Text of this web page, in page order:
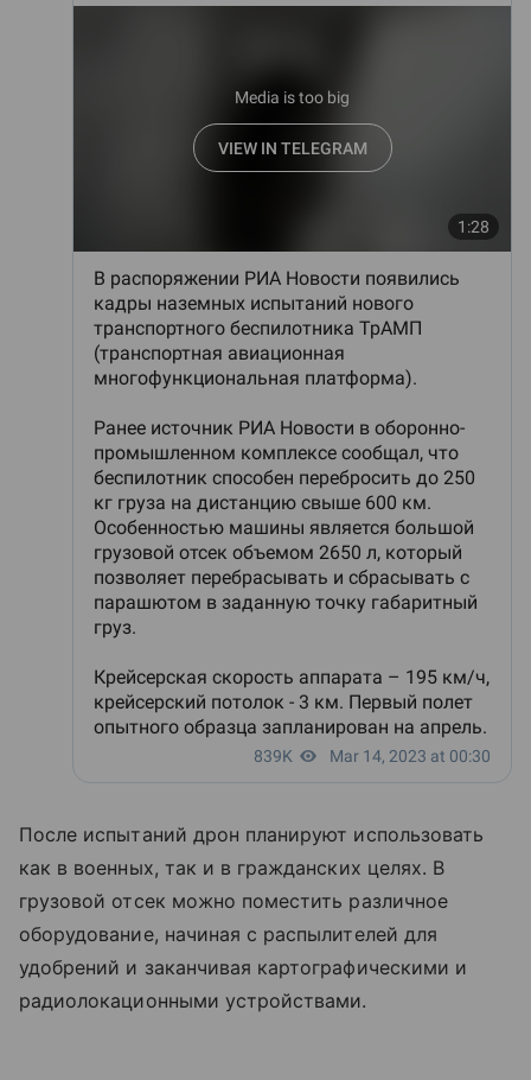
После испытаний дрон планируют использовать
как в военных, так и в гражданских целях. В
грузовой отсек можно поместить различное
оборудование, начиная с распылителей для
удобрений и заканчивая картографическими и
радиолокационными устройствами.